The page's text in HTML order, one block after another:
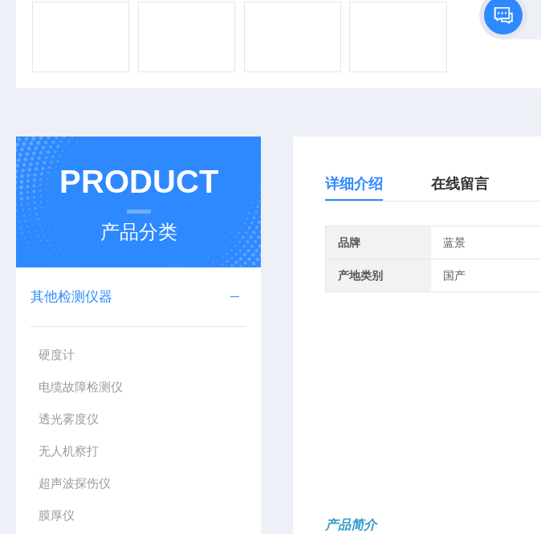
PRODUCT
产品分类
其他检测仪器
硬度计
电缆故障检测仪
透光雾度仪
无人机察打
超声波探伤仪
膜厚仪
详细介绍 在线留言
品牌 蓝景
产地类别 国产
产品简介